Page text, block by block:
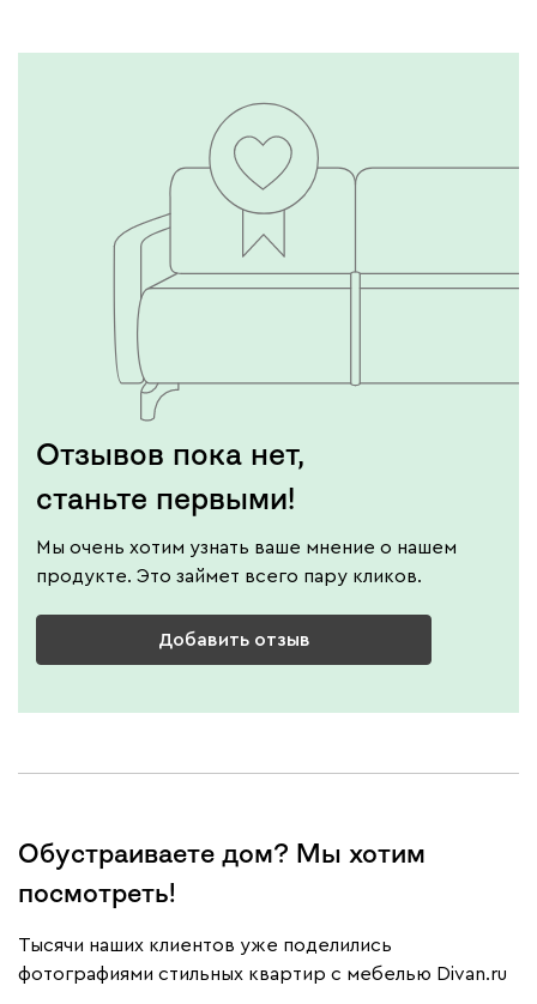
Отзывов пока нет,
станьте первыми!
Мы очень хотим узнать ваше мнение о нашем
продукте. Это займет всего пару кликов.
Добавить отзыв
Обустраиваете дом? Мы хотим
посмотреть!
Тысячи наших клиентов уже поделились
фотографиями стильных квартир с мебелью Divan.ru